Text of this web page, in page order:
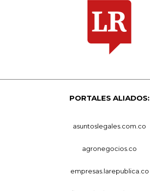
PORTALES ALIADOS:
asuntoslegales.com.co
agronegocios.co
empresas.larepublica.co